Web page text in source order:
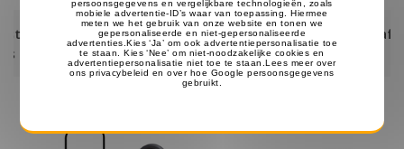
Eerst ontvangen, dan achteraf betalen
met Klarna!